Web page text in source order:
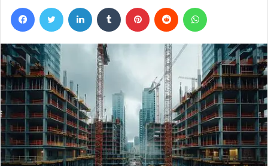
FacebookTwitter LinkedIn Tumblr Pinterest Reddit